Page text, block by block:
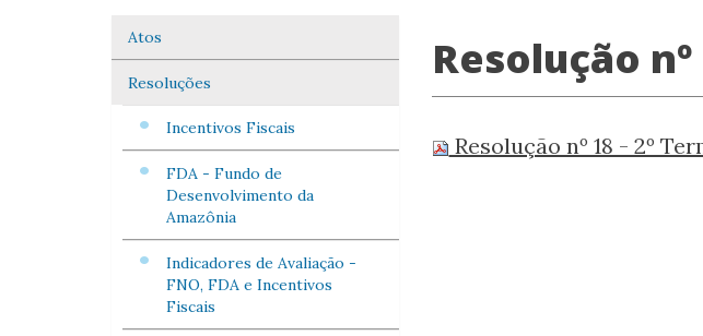
Navegação
Atos
Resoluções
Incentivos Fiscais
FDA - Fundo de
Desenvolvimento da
Amazônia
Indicadores de Avaliação -
FNO, FDA e Incentivos
Fiscais
Resolução
Resolução nº 18 - 2º